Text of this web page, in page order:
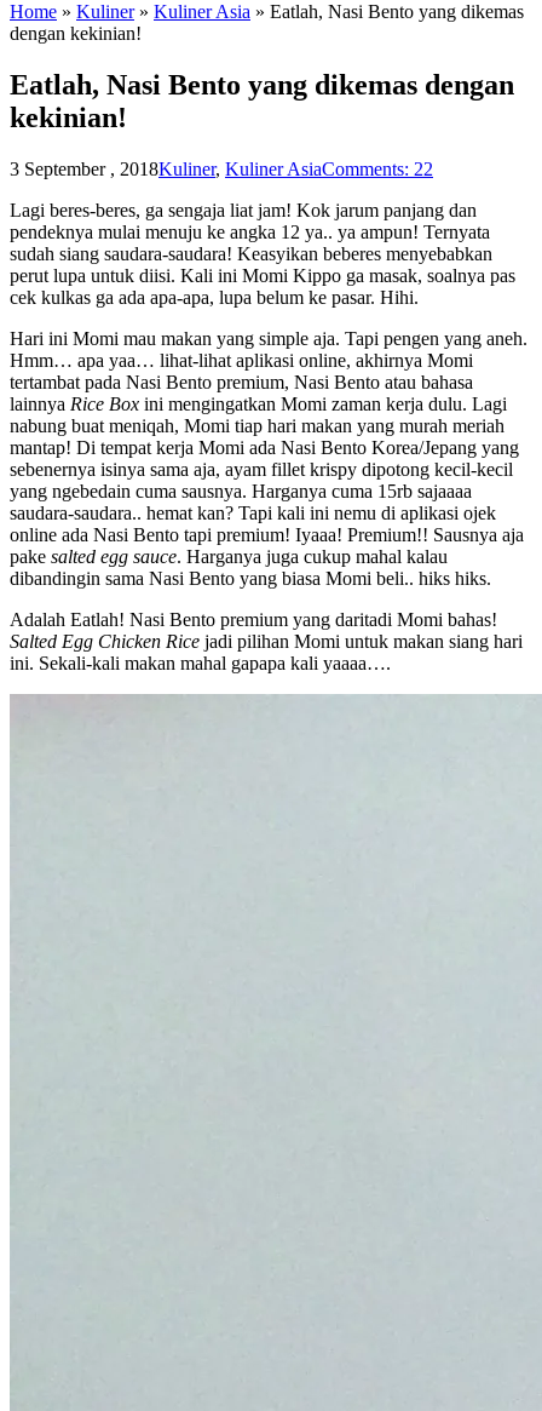
Home » Kuliner» Kuliner Asia » Eatlah, Nasi Bento yang dikemas
dengan kekinian!
Eatlah, Nasi Bento yang dikemas dengan
kekinian!
3 September , 2018Kuliner, Kuliner AsiaComments: 22
Lagi beres-beres, ga sengaja liat jam! Kok jarum panjang dan
pendeknya mulai menuju ke angka 12 ya.. ya ampun! Ternyata
sudah siang saudara-saudara! Keasyikan beberes menyebabkan
perut lupa untuk diisi. Kali ini Momi Kippo ga masak, soalnya pas
cek kulkas ga ada apa-apa, lupa belum ke pasar. Hihi.
Hari ini Momi mau makan yang simple aja. Tapi pengen yang aneh.
Hmm… apa yaa… lihat-lihat aplikasi online, akhirnya Momi
tertambat pada Nasi Bento premium, Nasi Bento atau bahasa
lainnya Rice Box ini mengingatkan Momi zaman kerja dulu. Lagi
nabung buat meniqah, Momi tiap hari makan yang murah meriah
mantap! Di tempat kerja Momi ada Nasi Bento Korea/Jepang yang
sebenernya isinya sama aja, ayam fillet krispy dipotong kecil-kecil
yang ngebedain cuma sausnya. Harganya cuma 15rb sajaaaa
saudara-saudara.. hemat kan? Tapi kali ini nemu di aplikasi ojek
online ada Nasi Bento tapi premium! Iyaaa! Premium!! Sausnya aja
pake salted egg sauce. Harganya juga cukup mahal kalau
dibandingin sama Nasi Bento yang biasa Momi beli.. hiks hiks.
Adalah Eatlah! Nasi Bento premium yang daritadi Momi bahas!
Salted Egg Chicken Rice jadi pilihan Momi untuk makan siang hari
ini. Sekali-kali makan mahal gapapa kali yaaaa….